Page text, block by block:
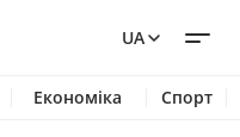
UA
Економіка Спорт